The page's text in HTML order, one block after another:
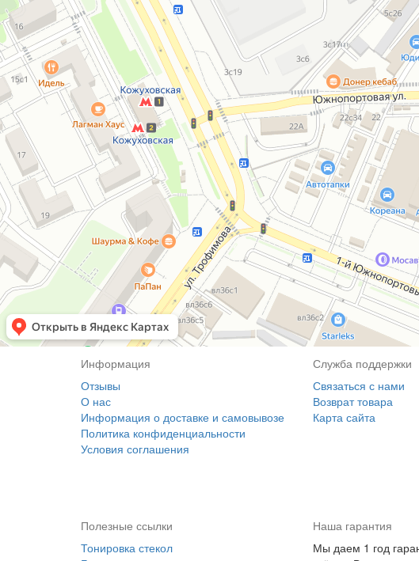
Информация
Отзывы
О нас
Информация о доставке и самовывозе
Политика конфиденциальности
Условия соглашения
Служба поддержки
Связаться с нами
Возврат товара
Карта сайта
Полезные ссылки
Тонировка стекол
Наша гарантия
Мы даем 1 год